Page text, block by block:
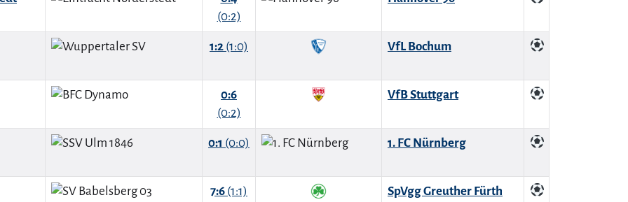
(0:2)
1:2 (1:0) VfL Bochum
0:6
(0:2)
VfB Stuttgart
0:1 (0:0) 1. FC Nürnberg
7:6 (1:1) SpVgg Greuther Fürth